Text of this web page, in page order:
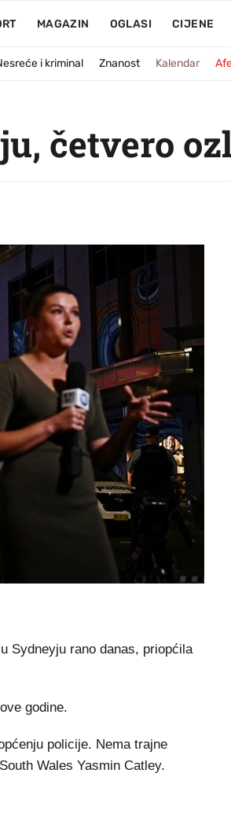
MAGAZIN OGLASI CIJENE
i kriminal Znanost Kalendar
četvero
Sydneyju rano danas, priopćila
godine.
policije. Nema trajne
Wales Yasmin Catley.